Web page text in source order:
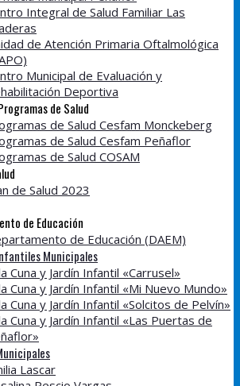
Integral de Salud Familiar Las
de Atención Primaria Oftalmológica
Municipal de Evaluación y
Deportiva
de Salud
de Salud Cesfam Monckeberg
de Salud Cesfam Peñaflor
de Salud COSAM
de Salud 2023
de Educación
de Educación (DAEM)
Municipales
Cuna y Jardín Infantil «Carrusel»
Cuna y Jardín Infantil «Mi Nuevo Mundo»
Cuna y Jardín Infantil «Solcitos de Pelvín»
Cuna y Jardín Infantil «Las Puertas de
Lascar